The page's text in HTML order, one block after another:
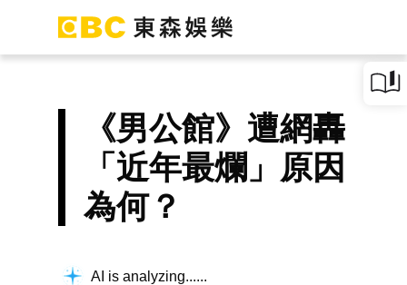
《男公館》遭網轟
「近年最爛」原因
為何？
AI is analyzing...